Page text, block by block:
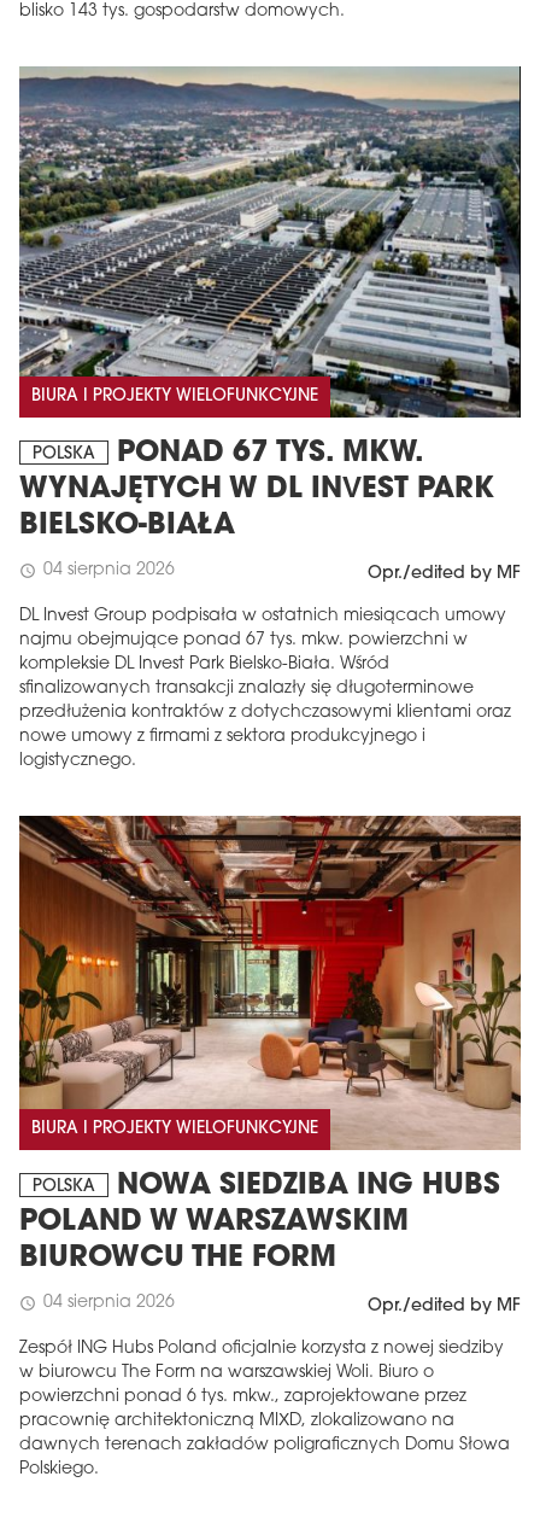
blisko 143 tys. gospodarstw domowych.
BIURA I PROJEKTY WIELOFUNKCYJNE
POLSKA
PONAD 67 TYS. MKW.
WYNAJĘTYCH W DL INVEST PARK
BIELSKO-BIAŁA
schedule 04 sierpnia 2026 Opr./edited by MF
DL Invest Group podpisała w ostatnich miesiącach umowy
najmu obejmujące ponad 67 tys. mkw. powierzchni w
kompleksie DL Invest Park Bielsko-Biała. Wśród
sfinalizowanych transakcji znalazły się długoterminowe
przedłużenia kontraktów z dotychczasowymi klientami oraz
nowe umowy z firmami z sektora produkcyjnego i
logistycznego.
BIURA I PROJEKTY WIELOFUNKCYJNE
POLSKA
NOWA SIEDZIBA ING HUBS
POLAND W WARSZAWSKIM
BIUROWCU THE FORM
schedule 04 sierpnia 2026 Opr./edited by MF
Zespół ING Hubs Poland oficjalnie korzysta z nowej siedziby
w biurowcu The Form na warszawskiej Woli. Biuro o
powierzchni ponad 6 tys. mkw., zaprojektowane przez
pracownię architektoniczną MIXD, zlokalizowano na
dawnych terenach zakładów poligraficznych Domu Słowa
Polskiego.